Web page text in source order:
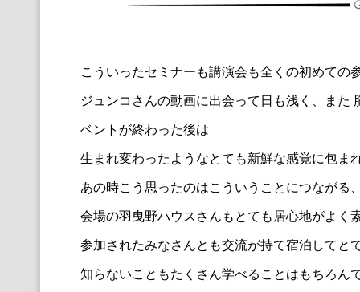
こういったセミナーも講演会も全くの初めての
ジュンコさんの動画に出会って日も浅く、ま
ベントが終わった後は
生まれ変わったようなとても新鮮な感覚に包ま
あの時こう思ったのはこういうことにつながる
会場の羽曳野ハウスさんもとても居心地がよく
参加されたみなさんとも交流が持て宿泊してと
知らないこともたくさん学べることはもちろん